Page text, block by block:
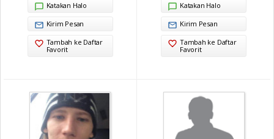
Katakan Halo
Kirim Pesan
Tambah ke Daftar
Favorit
Katakan Halo
Kirim Pesan
Tambah ke Daftar
Favorit